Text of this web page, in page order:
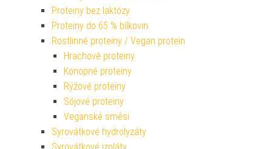
Proteiny bez laktózy
Proteiny do 65 % bílkovin
Rostlinné proteiny / Vegan protein
Hrachové proteiny
Konopné proteiny
Rýžové proteiny
Sójové proteiny
Veganské směsi
Syrovátkové hydrolyzáty